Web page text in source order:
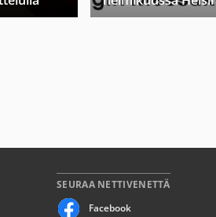
SEURAA NETTIVENETTÄ
Facebook